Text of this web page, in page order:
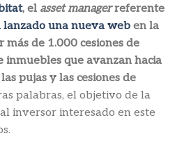
, el asset managerreferente
lanzado una nueva web en la
de 1.000 cesiones de
inmuebles que avanzan hacia
pujas y las cesiones de
palabras, el objetivo de la
inversor interesado en este